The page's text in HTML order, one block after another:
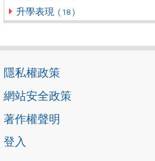
升學表現 ( 18 )
隱私權政策
網站安全政策
著作權聲明
登入